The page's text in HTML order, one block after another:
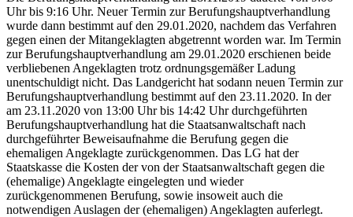
Uhr bis 9:16 Uhr. Neuer Termin zur Berufungshauptverhandlung
wurde dann bestimmt auf den 29.01.2020, nachdem das Verfahren
gegen einen der Mitangeklagten abgetrennt worden war. Im Termin
zur Berufungshauptverhandlung am 29.01.2020 erschienen beide
verbliebenen Angeklagten trotz ordnungsgemäßer Ladung
unentschuldigt nicht. Das Landgericht hat sodann neuen Termin zur
Berufungshauptverhandlung bestimmt auf den 23.11.2020. In der
am 23.11.2020 von 13:00 Uhr bis 14:42 Uhr durchgeführten
Berufungshauptverhandlung hat die Staatsanwaltschaft nach
durchgeführter Beweisaufnahme die Berufung gegen die
ehemaligen Angeklagte zurückgenommen. Das LG hat der
Staatskasse die Kosten der von der Staatsanwaltschaft gegen die
(ehemalige) Angeklagte eingelegten und wieder
zurückgenommenen Berufung, sowie insoweit auch die
notwendigen Auslagen der (ehemaligen) Angeklagten auferlegt.